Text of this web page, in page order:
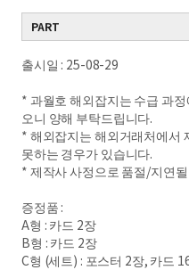
PART
출시일 : 25-08-29
* 과월호 해외잡지는 수급 과
오니 양해 부탁드립니다.
* 해외잡지는 해외거래처에서
못하는 경우가 있습니다.
* 제작사 사정으로 품절/지연
증정품 :
A형 : 카드 2장
B형 : 카드 2장
C형 (세트) : 포스터 2장, 카드